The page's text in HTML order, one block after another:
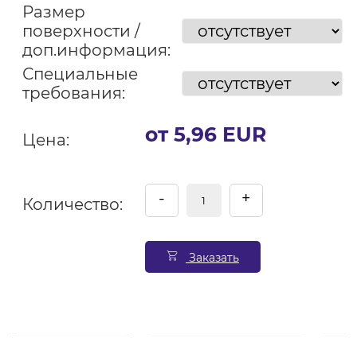
Размер
поверхности /
доп.информация:
Специальные
требования:
Цена: от 5,96 EUR
Количество: - +
Заказать